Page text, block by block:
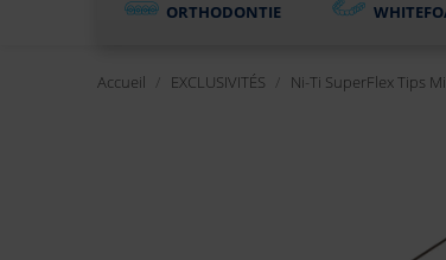
ORTHODONTIE
Accueil EXCLUSIVITÉS Ni-Ti SuperFlex Tips